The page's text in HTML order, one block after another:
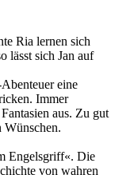
Ria lernen sich
lässt sich Jan auf
eine
Immer
aus. Zu gut
Wünschen.
Engelsgriff«. Die
von wahren